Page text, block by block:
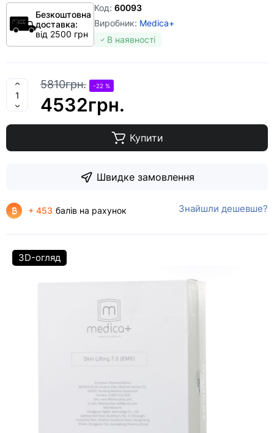
Безкоштовна
доставка:
від 2500 грн
Код: 60093
Виробник: Medica+
В наявності
5810грн. -22 %
4532грн.
Купити
Швидке замовлення
+ 453 балів на рахунок Знайшли дешевше?
3D-огляд